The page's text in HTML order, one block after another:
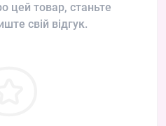
цей товар, станьте
свій відгук.